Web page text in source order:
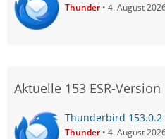
Thunder 4. August
Aktuelle 153 ESR-Version
Thunderbird 153.0.2
Thunder 4. August